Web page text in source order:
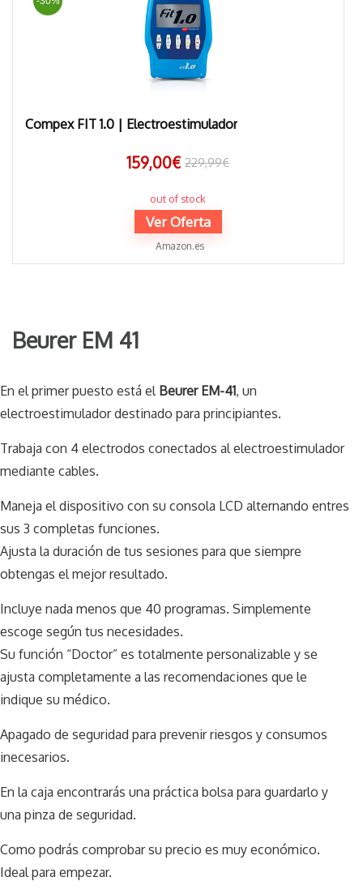
Compex FIT 1.0 | Electroestimulador
159,00€ 229,99€
out of stock
Ver Oferta
Amazon.es
Beurer EM 41
En el primer puesto está el Beurer EM-41, un
electroestimulador destinado para principiantes.
Trabaja con 4 electrodos conectados al electroestimulador
mediante cables.
Maneja el dispositivo con su consola LCD alternando entres
sus 3 completas funciones.
Ajusta la duración de tus sesiones para que siempre
obtengas el mejor resultado.
Incluye nada menos que 40 programas. Simplemente
escoge según tus necesidades.
Su función “Doctor” es totalmente personalizable y se
ajusta completamente a las recomendaciones que le
indique su médico.
Apagado de seguridad para prevenir riesgos y consumos
inecesarios.
En la caja encontrarás una práctica bolsa para guardarlo y
una pinza de seguridad.
Como podrás comprobar su precio es muy económico.
Ideal para empezar.